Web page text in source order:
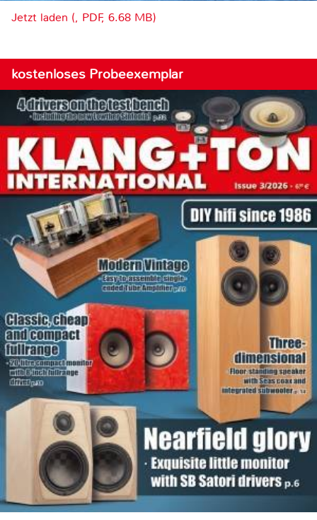
Jetzt laden (, PDF, 6.68 MB)
kostenloses Probeexemplar